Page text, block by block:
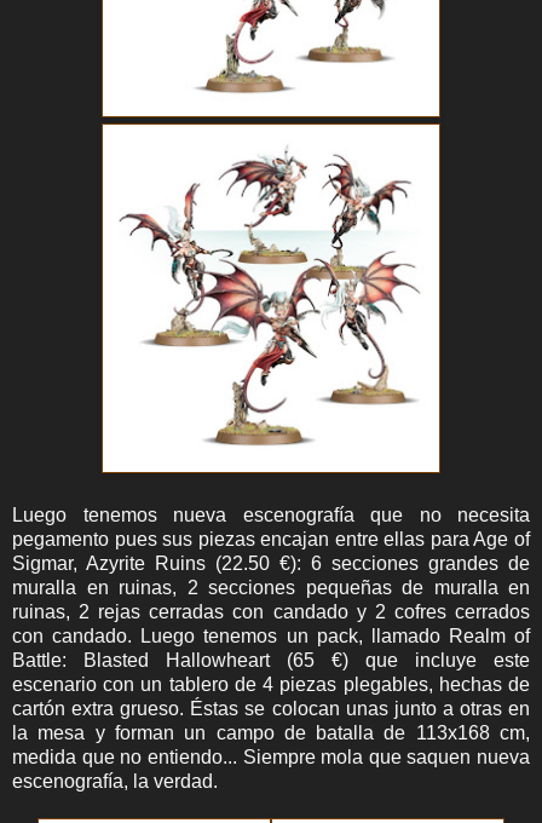
Luego tenemos nueva escenografía que no necesita
pegamento pues sus piezas encajan entre ellas para Age of
Sigmar, Azyrite Ruins (22.50 €): 6 secciones grandes de
muralla en ruinas, 2 secciones pequeñas de muralla en
ruinas, 2 rejas cerradas con candado y 2 cofres cerrados
con candado. Luego tenemos un pack, llamado Realm of
Battle: Blasted Hallowheart (65 €) que incluye este
escenario con un tablero de 4 piezas plegables, hechas de
cartón extra grueso. Éstas se colocan unas junto a otras en
la mesa y forman un campo de batalla de 113x168 cm,
medida que no entiendo... Siempre mola que saquen nueva
escenografía, la verdad.